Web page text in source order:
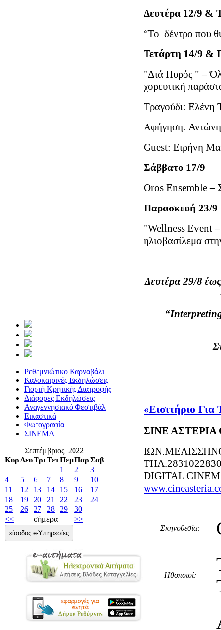
Ρεθεμνιώτικο Καρναβάλι
Καλοκαιρινές Εκδηλώσεις
Γιορτή Κρητικής Διατροφής
Διάφορες Εκδηλώσεις
Αναγεννησιακό Φεστιβάλ
Εικαστικά
Φωτογραφία
ΣΙΝΕΜΑ
Σεπτέμβριος 2022
ΚυρΔευΤριΤετΠεμΠαρΣαβ
1
2
3
4
5 6 7 8 9
10
11
12 13 14 15 16
17
18
19 20 21 22 23
24
25
26 27 28 29
30
<<
σήμερα >>
είσοδος e-Υπηρεσίες
Δευτέρα 12/9 &
“Το δέντρο που
Τετάρτη 14/9 &
"Διά Πυρός " –
χορευτική
Τραγούδι: Ελένη
Αφήγηση:
Guest: Ειρήνη
Σάββατο
Oros Ensemble –
Παρασκευή
"Wellness Event
ηλιοβασίλεμα
Δευτέρα 29/8
«Εισιτήριο
ΣΙΝΕ ΑΣΤΕΡΙΑ
ΤΗΛ.2831022830
DIGITAL
Σκηνοθεσία:
Ηθοποιοί: